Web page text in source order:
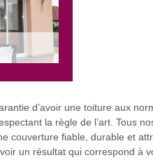
d’avoir une toiture aux
la règle de l’art. Tous
couverture fiable, durable et
un résultat qui correspond à